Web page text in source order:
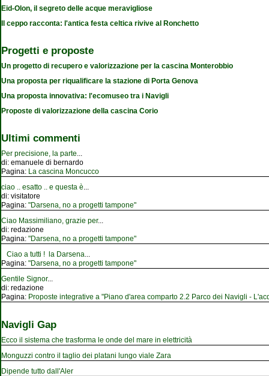
Eid-Olon, il segreto delle acque meravigliose
Il ceppo racconta: l'antica festa celtica rivive al Ronchetto
Progetti e proposte
Un progetto di recupero e valorizzazione per la cascina Monterobbio
Una proposta per riqualificare la stazione di Porta Genova
Una proposta innovativa: l'ecomuseo tra i Navigli
Proposte di valorizzazione della cascina Corio
Ultimi commenti
Per precisione, la parte
di: emanuele di bernardo
Pagina: La cascina Moncucco
ciao .. esatto .. e questa è
di: visitatore
Pagina: "Darsena, no a progetti tampone"
Ciao Massimiliano, grazie per...
di: redazione
Pagina: "Darsena, no a progetti tampone"
Ciao a tutti ! la Darsena
Pagina: "Darsena, no a progetti tampone"
Gentile Signor...
di: redazione
Pagina: Proposte integrative a "Piano d'area comparto 2.2 Parco dei Navigli -
Navigli Gap
Ecco il sistema che trasforma le onde del mare in elettricità
Monguzzi contro il taglio dei platani lungo viale Zara
Dipende tutto dall'Aler